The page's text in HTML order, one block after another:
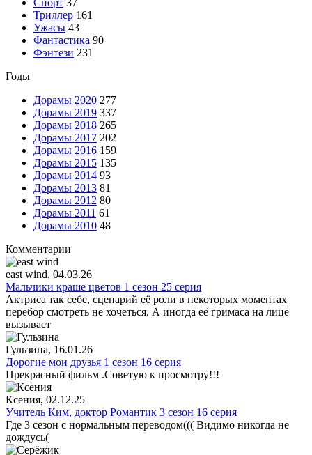
Триллер 161
Ужасы 43
Фантастика 90
Фэнтези 231
Годы
Дорамы 2020 277
Дорамы 2019 337
Дорамы 2018 265
Дорамы 2017 202
Дорамы 2016 159
Дорамы 2015 135
Дорамы 2014 93
Дорамы 2013 81
Дорамы 2012 80
Дорамы 2011 61
Дорамы 2010 48
Комментарии
east wind, 04.03.26
Мальчики краше цветов 1 сезон 25 серия
Актриса так себе, сценарий её роли в некоторых моментах
перебор смотреть не хочеться. А иногда её гримаса на лице
вызывает
Гульзина, 16.01.26
Дорогие мои друзья 1 сезон 16 серия
Прекрасный фильм .Советую к просмотру!!!
Ксения, 02.12.25
Учитель Ким, доктор Романтик 3 сезон 16 серия
Где 3 сезон с нормальным переводом((( Видимо никогда не
дождусь(